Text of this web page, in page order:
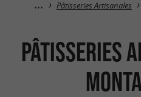
Pâtisseries Artisanales
Pâtisseries